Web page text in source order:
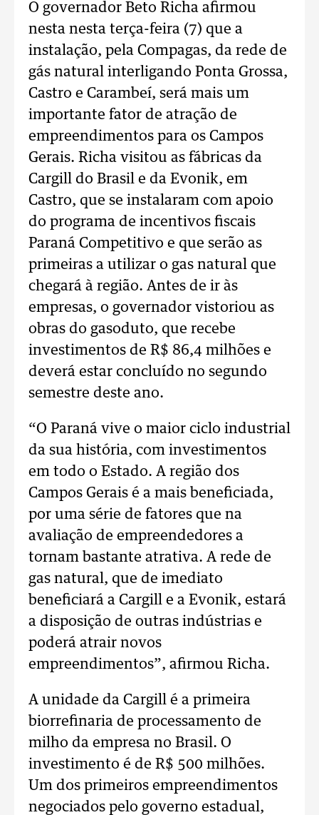
O governador Beto Richa afirmou
nesta nesta terça-feira (7) que a
instalação, pela Compagas, da rede de
gás natural interligando Ponta Grossa,
Castro e Carambeí, será mais um
importante fator de atração de
empreendimentos para os Campos
Gerais. Richa visitou as fábricas da
Cargill do Brasil e da Evonik, em
Castro, que se instalaram com apoio
do programa de incentivos fiscais
Paraná Competitivo e que serão as
primeiras a utilizar o gas natural que
chegará à região. Antes de ir às
empresas, o governador vistoriou as
obras do gasoduto, que recebe
investimentos de R$ 86,4 milhões e
deverá estar concluído no segundo
semestre deste ano.
“O Paraná vive o maior ciclo industrial
da sua história, com investimentos
em todo o Estado. A região dos
Campos Gerais é a mais beneficiada,
por uma série de fatores que na
avaliação de empreendedores a
tornam bastante atrativa. A rede de
gas natural, que de imediato
beneficiará a Cargill e a Evonik, estará
a disposição de outras indústrias e
poderá atrair novos
empreendimentos”, afirmou Richa.
A unidade da Cargill é a primeira
biorrefinaria de processamento de
milho da empresa no Brasil. O
investimento é de R$ 500 milhões.
Um dos primeiros empreendimentos
negociados pelo governo estadual,